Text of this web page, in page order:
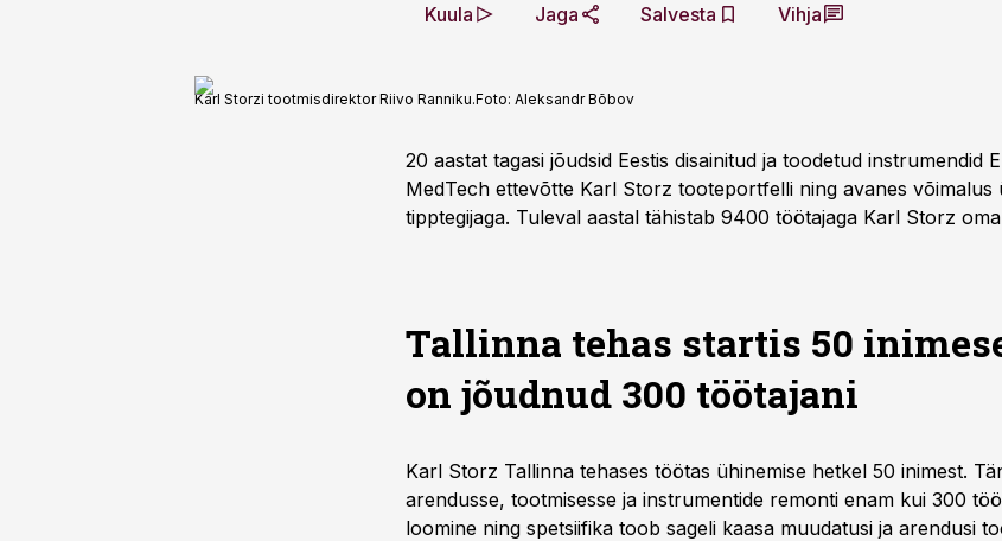
Kuula Jaga Salvesta Vihja
Karl Storzi tootmisdirektor Riivo Ranniku.Foto: Aleksandr Bõbov
20 aastat tagasi jõudsid Eestis disainitud ja toodetud instrumendid
MedTech ettevõtte Karl Storz tooteportfelli ning avanes võimalus
tipptegijaga. Tuleval aastal tähistab 9400 töötajaga Karl Storz
Tallinna tehas startis 50
on jõudnud 300 töötajani
Karl Storz Tallinna tehases töötas ühinemise hetkel 50 inimest.
arendusse, tootmisesse ja instrumentide remonti enam kui 300
loomine ning spetsiifika toob sageli kaasa muudatusi ja arendusi